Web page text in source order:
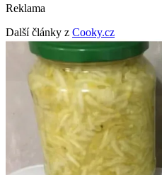
Reklama
Další články z Cooky.cz